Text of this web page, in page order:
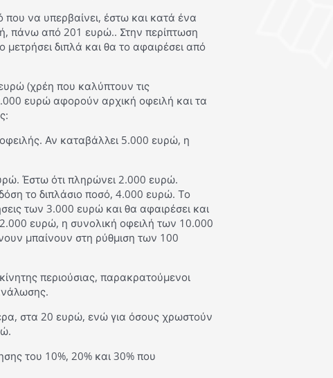
που να υπερβαίνει, έστω και κατά ένα
πάνω από 201 ευρώ.. Στην περίπτωση
διπλά και θα το αφαιρέσει από
(χρέη που καλύπτουν τις
ευρώ αφορούν αρχική οφειλή και τα
Αν καταβάλλει 5.000 ευρώ, η
Έστω ότι πληρώνει 2.000 ευρώ.
το διπλάσιο ποσό, 4.000 ευρώ. Το
των 3.000 ευρώ και θα αφαιρέσει και
ευρώ, η συνολική οφειλή των 10.000
μπαίνουν στη ρύθμιση των 100
περιούσιας, παρακρατούμενοι
στα 20 ευρώ, ενώ για όσους χρωστούν
του 10%, 20% και 30% που